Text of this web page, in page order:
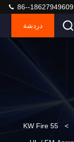
86--18627949609
دردشة
>
55 KW Fire